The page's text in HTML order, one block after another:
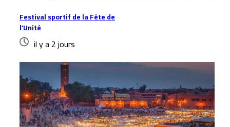
Festival sportif de la Fête de
l’Unité
il y a 2 jours